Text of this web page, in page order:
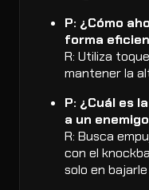
P: ¿Cómo
forma
R: Utiliza
mantener la
P: ¿Cuál es
a un
R: Busca
con el
solo en bajarle